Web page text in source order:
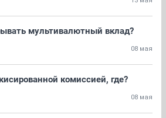
мультивалютный вклад?
08 мая
комиссией, где?
08 мая